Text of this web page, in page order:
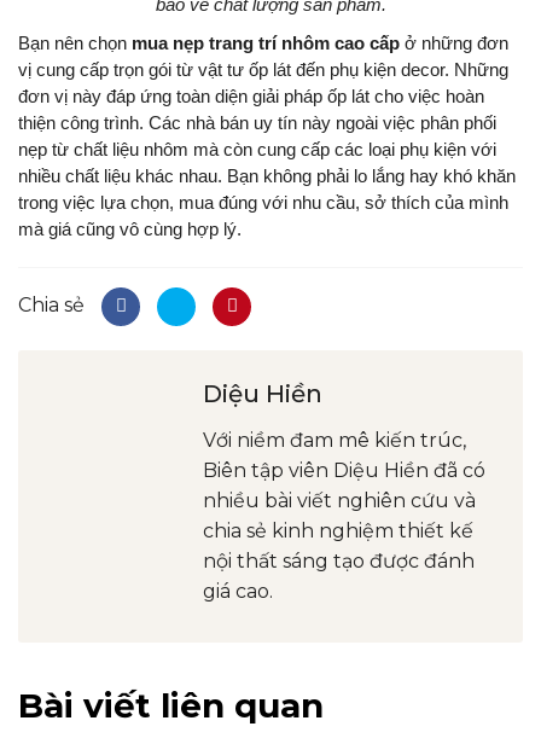
Bạn nên chọn mua nẹp trang trí nhôm cao cấp ở những đơn
vị cung cấp trọn gói từ vật tư ốp lát đến phụ kiện decor. Những
đơn vị này đáp ứng toàn diện giải pháp ốp lát cho việc hoàn
thiện công trình. Các nhà bán uy tín này ngoài việc phân phối
nẹp từ chất liệu nhôm mà còn cung cấp các loại phụ kiện với
nhiều chất liệu khác nhau. Bạn không phải lo lắng hay khó khăn
trong việc lựa chọn, mua đúng với nhu cầu, sở thích của mình
mà giá cũng vô cùng hợp lý.
Chia sẻ
Diệu Hiền
Với niềm đam mê kiến trúc,
Biên tập viên Diệu Hiền đã có
nhiều bài viết nghiên cứu và
chia sẻ kinh nghiệm thiết kế
nội thất sáng tạo được đánh
giá cao.
Bài viết liên quan